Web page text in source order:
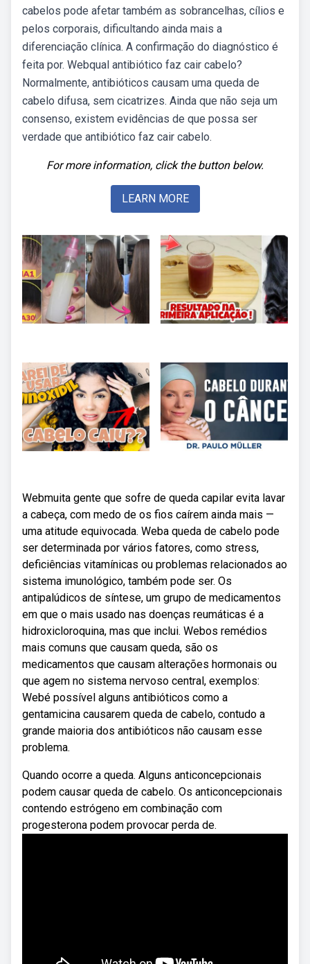
cabelos pode afetar também as sobrancelhas, cílios e
pelos corporais, dificultando ainda mais a
diferenciação clínica. A confirmação do diagnóstico é
feita por. Webqual antibiótico faz cair cabelo?
Normalmente, antibióticos causam uma queda de
cabelo difusa, sem cicatrizes. Ainda que não seja um
consenso, existem evidências de que possa ser
verdade que antibiótico faz cair cabelo.
For more information, click the button below.
LEARN MORE
Webmuita gente que sofre de queda capilar evita lavar
a cabeça, com medo de os fios caírem ainda mais —
uma atitude equivocada. Weba queda de cabelo pode
ser determinada por vários fatores, como stress,
deficiências vitamínicas ou problemas relacionados ao
sistema imunológico, também pode ser. Os
antipalúdicos de síntese, um grupo de medicamentos
em que o mais usado nas doenças reumáticas é a
hidroxicloroquina, mas que inclui. Webos remédios
mais comuns que causam queda, são os
medicamentos que causam alterações hormonais ou
que agem no sistema nervoso central, exemplos:
Webé possível alguns antibióticos como a
gentamicina causarem queda de cabelo, contudo a
grande maioria dos antibióticos não causam esse
problema.
Quando ocorre a queda. Alguns anticoncepcionais
podem causar queda de cabelo. Os anticoncepcionais
contendo estrógeno em combinação com
progesterona podem provocar perda de.